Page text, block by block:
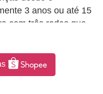
3 anos ou até 15
com três rodas que
maior mobilidade
cm de altura, 57 cm
quando
para passeios